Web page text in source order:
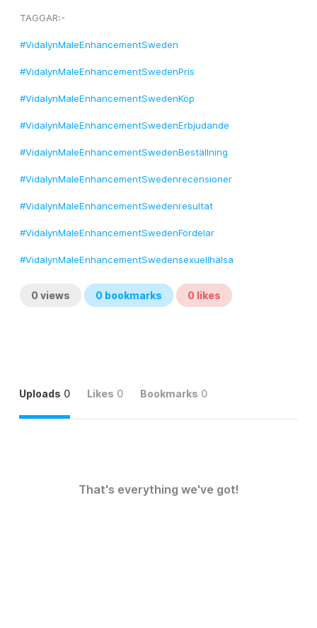
TAGGAR:-
#VidalynMaleEnhancementSweden
#VidalynMaleEnhancementSwedenPris
#VidalynMaleEnhancementSwedenKöp
#VidalynMaleEnhancementSwedenErbjudande
#VidalynMaleEnhancementSwedenBeställning
#VidalynMaleEnhancementSwedenrecensioner
#VidalynMaleEnhancementSwedenresultat
#VidalynMaleEnhancementSwedenFördelar
#VidalynMaleEnhancementSwedensexuellhälsa
0 views 0 bookmarks 0 likes
Uploads 0 Likes 0 Bookmarks 0
That's everything we've got!